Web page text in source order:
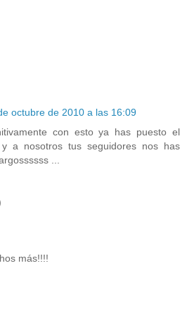
octubre de 2010 a las 16:09
con esto ya has puesto el
a nosotros tus seguidores nos has
...
más!!!!